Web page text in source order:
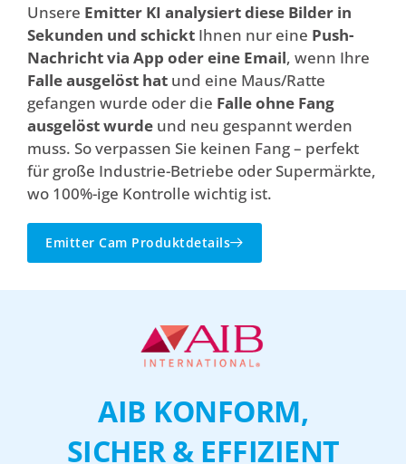
Unsere Emitter KI analysiert diese Bilder in
Sekunden und schickt Ihnen nur eine Push-
Nachricht via App oder eine Email, wenn Ihre
Falle ausgelöst hat und eine Maus/Ratte
gefangen wurde oder die Falle ohne Fang
ausgelöst wurde und neu gespannt werden
muss. So verpassen Sie keinen Fang – perfekt
für große Industrie-Betriebe oder Supermärkte,
wo 100%-ige Kontrolle wichtig ist.
Emitter Cam Produktdetails
AIB KONFORM,
SICHER & EFFIZIENT